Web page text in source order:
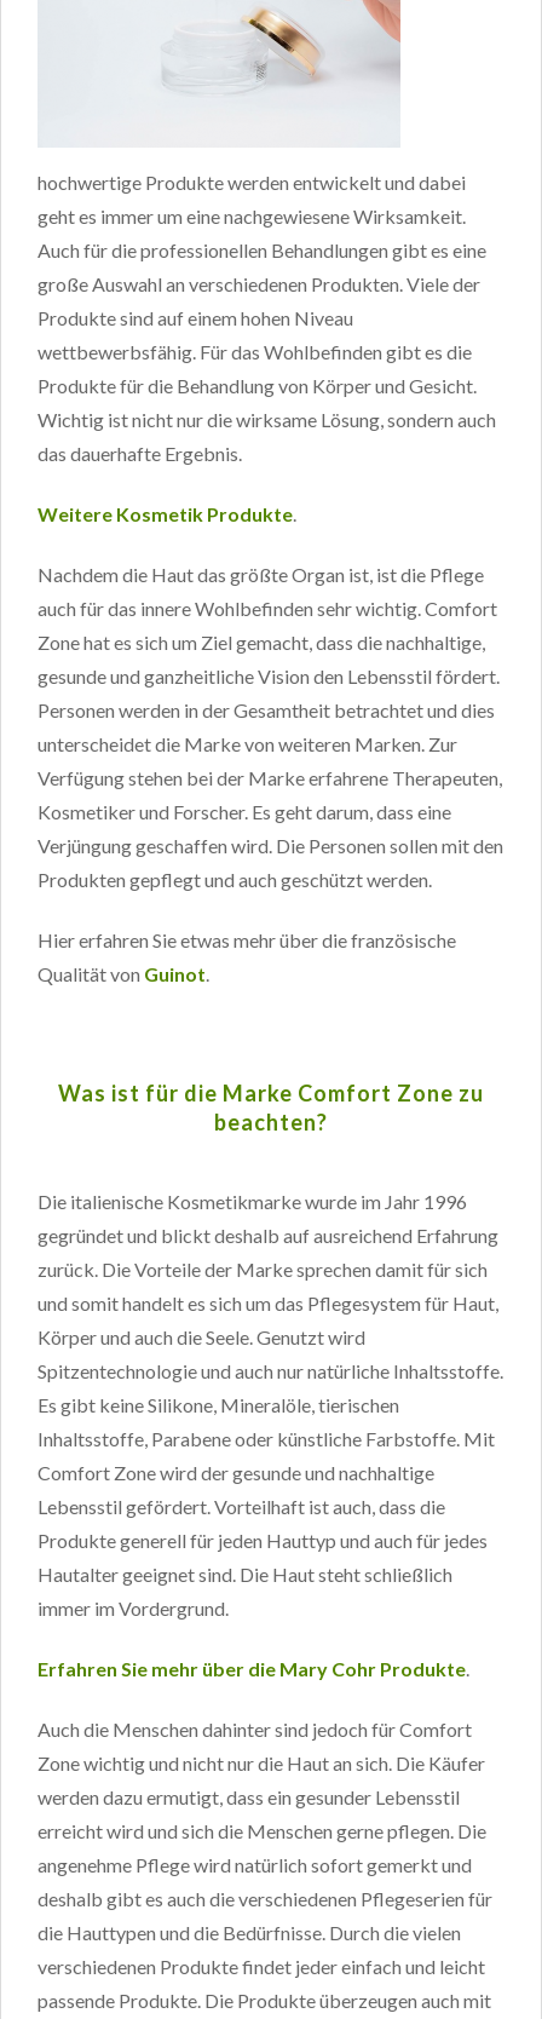
hochwertige Produkte werden entwickelt und dabei
geht es immer um eine nachgewiesene Wirksamkeit.
Auch für die professionellen Behandlungen gibt es eine
große Auswahl an verschiedenen Produkten. Viele der
Produkte sind auf einem hohen Niveau
wettbewerbsfähig. Für das Wohlbefinden gibt es die
Produkte für die Behandlung von Körper und Gesicht.
Wichtig ist nicht nur die wirksame Lösung, sondern auch
das dauerhafte Ergebnis.
Weitere Kosmetik Produkte.
Nachdem die Haut das größte Organ ist, ist die Pflege
auch für das innere Wohlbefinden sehr wichtig. Comfort
Zone hat es sich um Ziel gemacht, dass die nachhaltige,
gesunde und ganzheitliche Vision den Lebensstil fördert.
Personen werden in der Gesamtheit betrachtet und dies
unterscheidet die Marke von weiteren Marken. Zur
Verfügung stehen bei der Marke erfahrene Therapeuten,
Kosmetiker und Forscher. Es geht darum, dass eine
Verjüngung geschaffen wird. Die Personen sollen mit den
Produkten gepflegt und auch geschützt werden.
Hier erfahren Sie etwas mehr über die französische
Qualität von Guinot.
Was ist für die Marke Comfort Zone zu
beachten?
Die italienische Kosmetikmarke wurde im Jahr 1996
gegründet und blickt deshalb auf ausreichend Erfahrung
zurück. Die Vorteile der Marke sprechen damit für sich
und somit handelt es sich um das Pflegesystem für Haut,
Körper und auch die Seele. Genutzt wird
Spitzentechnologie und auch nur natürliche Inhaltsstoffe.
Es gibt keine Silikone, Mineralöle, tierischen
Inhaltsstoffe, Parabene oder künstliche Farbstoffe. Mit
Comfort Zone wird der gesunde und nachhaltige
Lebensstil gefördert. Vorteilhaft ist auch, dass die
Produkte generell für jeden Hauttyp und auch für jedes
Hautalter geeignet sind. Die Haut steht schließlich
immer im Vordergrund.
Erfahren Sie mehr über die Mary Cohr Produkte.
Auch die Menschen dahinter sind jedoch für Comfort
Zone wichtig und nicht nur die Haut an sich. Die Käufer
werden dazu ermutigt, dass ein gesunder Lebensstil
erreicht wird und sich die Menschen gerne pflegen. Die
angenehme Pflege wird natürlich sofort gemerkt und
deshalb gibt es auch die verschiedenen Pflegeserien für
die Hauttypen und die Bedürfnisse. Durch die vielen
verschiedenen Produkte findet jeder einfach und leicht
passende Produkte. Die Produkte überzeugen auch mit